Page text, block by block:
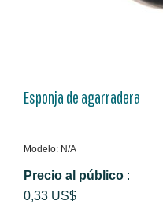
Esponja de agarradera
Modelo: N/A
Precio al público :
0,33 US$